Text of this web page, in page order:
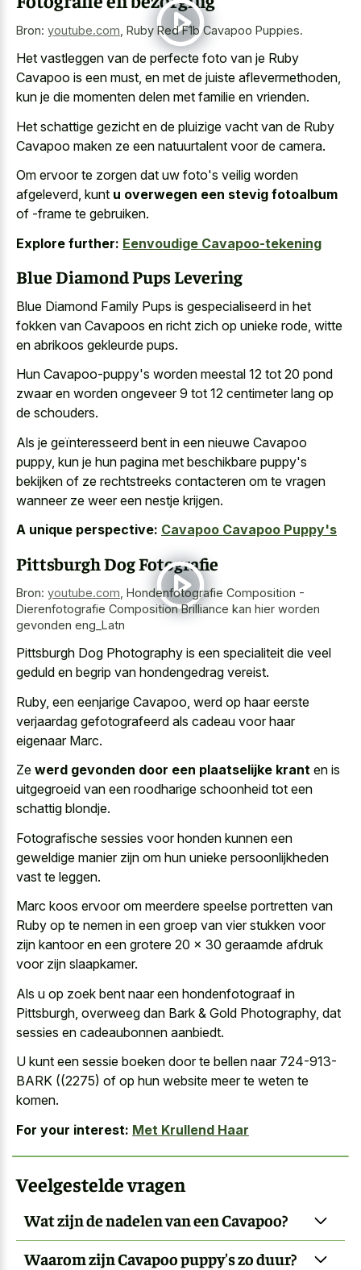
Bron: youtube.com Ruby Red F1b Cavapoo Puppies.
Het vastleggen van de perfecte foto van je Ruby
Cavapoo is een must, en met de juiste aflevermethoden,
kun je die momenten delen met familie en vrienden.
Het schattige gezicht en de pluizige vacht van de Ruby
Cavapoo maken ze een natuurtalent voor de camera.
Om ervoor te zorgen dat uw foto's veilig worden
afgeleverd, kunt u overwegen een stevig fotoalbum
of -frame te gebruiken.
Explore further: Eenvoudige Cavapoo-tekening
Blue Diamond Pups Levering
Blue Diamond Family Pups is gespecialiseerd in het
fokken van Cavapoos en richt zich op unieke rode, witte
en abrikoos gekleurde pups.
Hun Cavapoo-puppy's worden meestal 12 tot 20 pond
zwaar en worden ongeveer 9 tot 12 centimeter lang op
de schouders.
Als je geïnteresseerd bent in een nieuwe Cavapoo
puppy, kun je hun pagina met beschikbare puppy's
bekijken of ze rechtstreeks contacteren om te vragen
wanneer ze weer een nestje krijgen.
A unique perspective: Cavapoo Cavapoo Puppy's
Pittsburgh Dog Fotografie
Bron: youtube.com Hondenfotografie Composition -
Dierenfotografie Composition Brilliance kan hier worden
gevonden eng_Latn
Pittsburgh Dog Photography is een specialiteit die veel
geduld en begrip van hondengedrag vereist.
Ruby, een eenjarige Cavapoo, werd op haar eerste
verjaardag gefotografeerd als cadeau voor haar
eigenaar Marc.
Ze werd gevonden door een plaatselijke krant en is
uitgegroeid van een roodharige schoonheid tot een
schattig blondje.
Fotografische sessies voor honden kunnen een
geweldige manier zijn om hun unieke persoonlijkheden
vast te leggen.
Marc koos ervoor om meerdere speelse portretten van
Ruby op te nemen in een groep van vier stukken voor
zijn kantoor en een grotere 20 × 30 geraamde afdruk
voor zijn slaapkamer.
Als u op zoek bent naar een hondenfotograaf in
Pittsburgh, overweeg dan Bark & Gold Photography, dat
sessies en cadeaubonnen aanbiedt.
U kunt een sessie boeken door te bellen naar 724-913-
BARK ((2275) of op hun website meer te weten te
komen.
For your interest: Met Krullend Haar
Veelgestelde vragen
Wat zijn de nadelen van een Cavapoo?
Waarom zijn Cavapoo puppy's zo duur?